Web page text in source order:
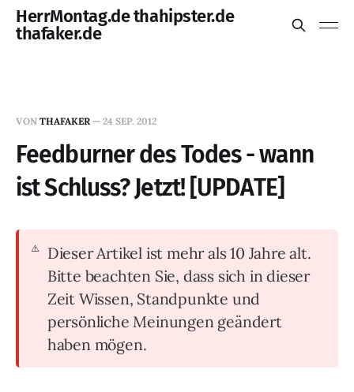
HerrMontag.de thahipster.de
thafaker.de
VON THAFAKER — 24 SEP. 2012
Feedburner des Todes - wann
ist Schluss? Jetzt! [UPDATE]
Dieser Artikel ist mehr als 10 Jahre alt.
Bitte beachten Sie, dass sich in dieser
Zeit Wissen, Standpunkte und
persönliche Meinungen geändert
haben mögen.